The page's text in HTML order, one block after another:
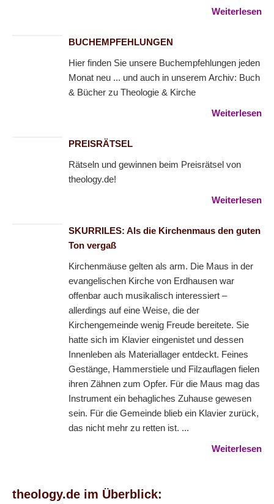
Weiterlesen
BUCHEMPFEHLUNGEN
Hier finden Sie unsere Buchempfehlungen jeden
Monat neu ... und auch in unserem Archiv: Buch
& Bücher zu Theologie & Kirche
Weiterlesen
PREISRÄTSEL
Rätseln und gewinnen beim Preisrätsel von
theology.de!
Weiterlesen
SKURRILES: Als die Kirchenmaus den guten
Ton vergaß
Kirchenmäuse gelten als arm. Die Maus in der
evangelischen Kirche von Erdhausen war
offenbar auch musikalisch interessiert –
allerdings auf eine Weise, die der
Kirchengemeinde wenig Freude bereitete. Sie
hatte sich im Klavier eingenistet und dessen
Innenleben als Materiallager entdeckt. Feines
Gestänge, Hammerstiele und Filzauflagen fielen
ihren Zähnen zum Opfer. Für die Maus mag das
Instrument ein behagliches Zuhause gewesen
sein. Für die Gemeinde blieb ein Klavier zurück,
das nicht mehr zu retten ist. ...
Weiterlesen
theology.de im Überblick: